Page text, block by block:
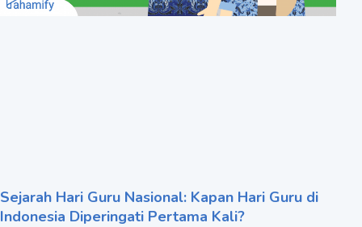
Sejarah Hari Guru Nasional: Kapan Hari Guru di
Indonesia Diperingati Pertama Kali?